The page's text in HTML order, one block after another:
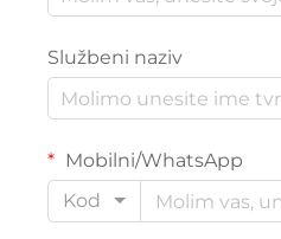
Službeni naziv
Mobilni/WhatsApp
Kod